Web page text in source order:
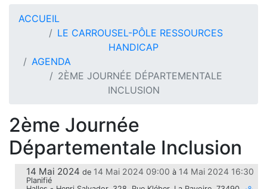
ACCUEIL
LE CARROUSEL-PÔLE RESSOURCES
HANDICAP
AGENDA
2ÈME JOURNÉE DÉPARTEMENTALE
INCLUSION
2ème Journée
Départementale Inclusion
14 Mai 2024 de 14 Mai 2024 09:00 à 14 Mai 2024 16:30
Planifié